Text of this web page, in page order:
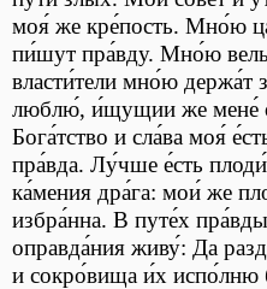
моя́ же кре́пость. Мно́ю
пи́шут пра́вду. Мно́ю
власти́тели мно́ю
люблю́, и́щущии же мене́
Бога́тство и сла́ва моя́
пра́вда. Лу́чше е́сть
ка́мения дра́га: мои́ же
избра́нна. В путе́х
оправда́ния живу́: Да
и сокро́вища и́х испо́лню